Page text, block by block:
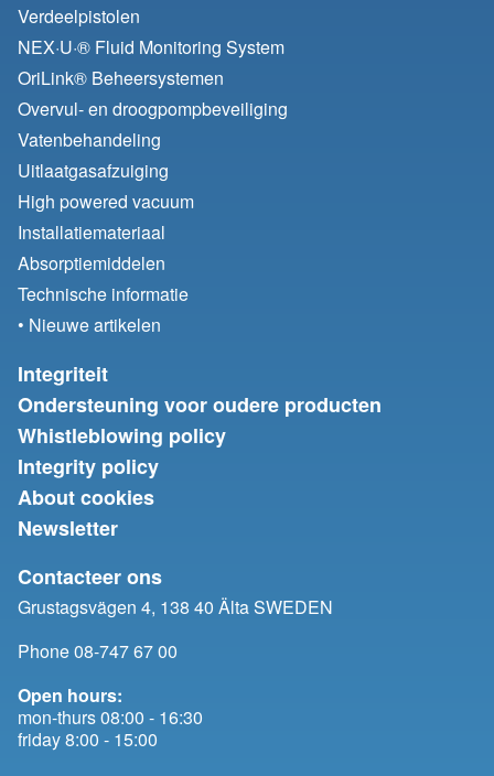
Verdeelpistolen
NEX·U·® Fluid Monitoring System
OriLink® Beheersystemen
Overvul- en droogpompbeveiliging
Vatenbehandeling
Uitlaatgasafzuiging
High powered vacuum
Installatiemateriaal
Absorptiemiddelen
Technische informatie
• Nieuwe artikelen
Integriteit
Ondersteuning voor oudere producten
Whistleblowing policy
Integrity policy
About cookies
Newsletter
Contacteer ons
Grustagsvägen 4, 138 40 Älta SWEDEN
Phone 08-747 67 00
Open hours:
mon-thurs 08:00 - 16:30
friday 8:00 - 15:00